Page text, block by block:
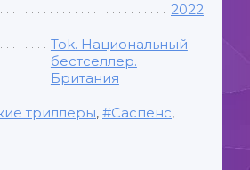
2022
Tok. Национальный
бестселлер.
Британия
триллеры, Саспенс,